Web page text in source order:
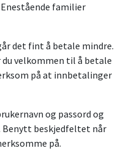
familier
det fint å betale mindre.
velkommen til å betale
på at innbetalinger
og passord og
Benytt beskjedfeltet når
på.